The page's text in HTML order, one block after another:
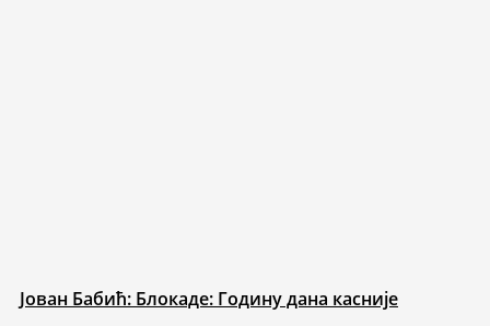
Јован Бабић: Блокаде: Годину дана касније